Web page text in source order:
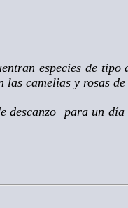
especies de
las camelias y rosas
descanzo para un